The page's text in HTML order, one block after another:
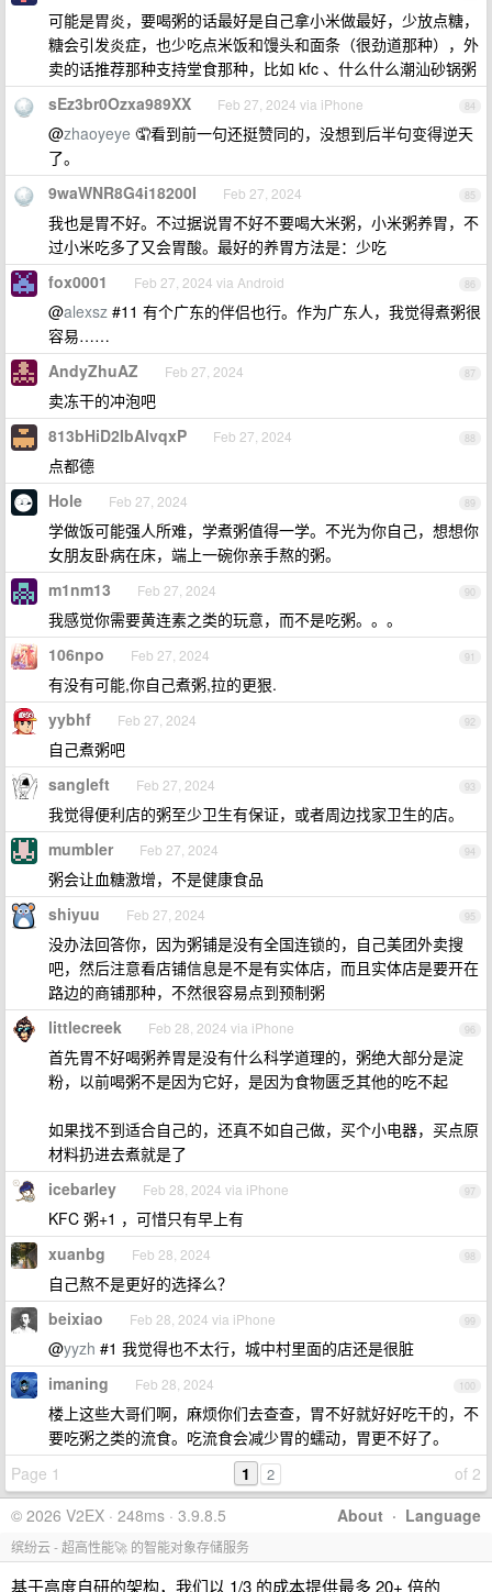
可能是胃炎，要喝粥的话最好是自己拿小米做最好，少放点糖，
糖会引发炎症，也少吃点米饭和馒头和面条（很劲道那种），外
卖的话推荐那种支持堂食那种，比如 kfc 、什么什么潮汕砂锅粥
84
sEz3br0Ozxa989XX Feb 27, 2024 via iPhone
@zhaoyeye 🤦看到前一句还挺赞同的，没想到后半句变得逆天
了。
85
9waWNR8G4i18200I Feb 27, 2024
我也是胃不好。不过据说胃不好不要喝大米粥，小米粥养胃，不
过小米吃多了又会胃酸。最好的养胃方法是：少吃
86
fox0001 Feb 27, 2024 via Android
@alexsz #11 有个广东的伴侣也行。作为广东人，我觉得煮粥很
容易……
87
AndyZhuAZ Feb 27, 2024
卖冻干的冲泡吧
88
813bHiD2IbAlvqxP Feb 27, 2024
点都德
89
Hole Feb 27, 2024
学做饭可能强人所难，学煮粥值得一学。不光为你自己，想想你
女朋友卧病在床，端上一碗你亲手熬的粥。
90
m1nm13 Feb 27, 2024
我感觉你需要黄连素之类的玩意，而不是吃粥。。。
91
106npo Feb 27, 2024
有没有可能,你自己煮粥,拉的更狠.
92
yybhf Feb 27, 2024
自己煮粥吧
93
sangleft Feb 27, 2024
我觉得便利店的粥至少卫生有保证，或者周边找家卫生的店。
94
mumbler Feb 27, 2024
粥会让血糖激增，不是健康食品
95
shiyuu Feb 27, 2024
没办法回答你，因为粥铺是没有全国连锁的，自己美团外卖搜
吧，然后注意看店铺信息是不是有实体店，而且实体店是要开在
路边的商铺那种，不然很容易点到预制粥
96
littlecreek Feb 28, 2024 via iPhone
首先胃不好喝粥养胃是没有什么科学道理的，粥绝大部分是淀
粉，以前喝粥不是因为它好，是因为食物匮乏其他的吃不起
如果找不到适合自己的，还真不如自己做，买个小电器，买点原
材料扔进去煮就是了
97
icebarley Feb 28, 2024 via iPhone
KFC 粥+1 ，可惜只有早上有
98
xuanbg Feb 28, 2024
自己熬不是更好的选择么？
99
beixiao Feb 28, 2024 via iPhone
@yyzh #1 我觉得也不太行，城中村里面的店还是很脏
100
imaning Feb 28, 2024
楼上这些大哥们啊，麻烦你们去查查，胃不好就好好吃干的，不
要吃粥之类的流食。吃流食会减少胃的蠕动，胃更不好了。
Page 1
of 2
1 2
About · Language
© 2026 V2EX · 248ms · 3.9.8.5
缤纷云 - 超高性能🚀 的智能对象存储服务
基于高度自研的架构，我们以 1/3 的成本提供最多 20+ 倍的